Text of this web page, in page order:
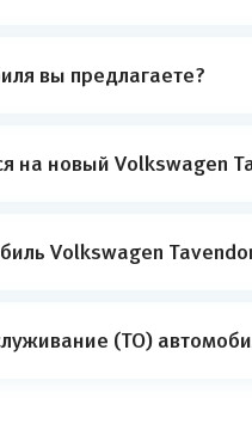
вы предлагаете?
на новый Volkswagen
Volkswagen
(ТО)